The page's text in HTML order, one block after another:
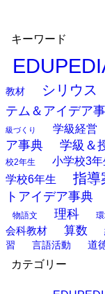
キーワード
教材
シリウス
テム＆アイデア
級づくり 学級経営
ア事典
学級＆
校2年生
小学校3年
学校6年生
指導
トアイデア事典
物語文 理科
会科教材
算数
習
言語活動 道
カテゴリー